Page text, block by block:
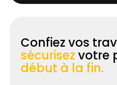
Confiez vos
sécurisez votre
début à la fin.